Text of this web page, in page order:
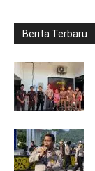
Berita Terbaru